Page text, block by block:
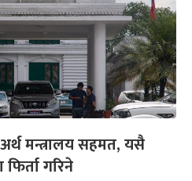
मन्त्रालय सहमत, यसै
गरिने